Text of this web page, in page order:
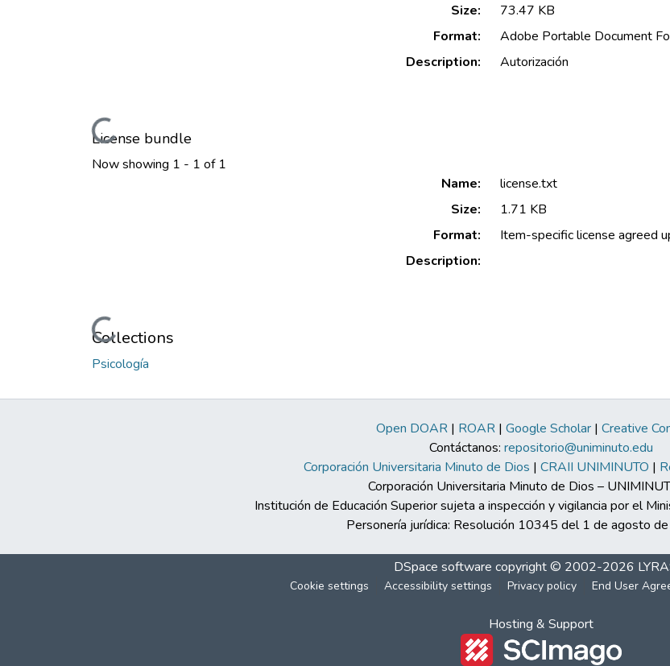
Loading...
Size:
73.47 KB
Format:
Adobe Portable Document
Description:
Autorización
License bundle
Now showing 1 - 1 of 1
Loading...
Name:
license.txt
Size:
1.71 KB
Format:
Item-specific license agreed
Description:
Collections
Psicología
Open DOAR| ROAR| Google Scholar| Creative
Contáctanos: repositorio@uniminuto.edu
Corporación Universitaria Minuto de Dios | CRAII UNIMINUTO |
Corporación Universitaria Minuto de Dios –
Institución de Educación Superior sujeta a inspección y vigilancia por el
Personería jurídica: Resolución 10345 del 1 de agosto
DSpace software copyright © 2002-2026
Cookie settings Accessibility settings Privacy policy End User
Hosting & Support